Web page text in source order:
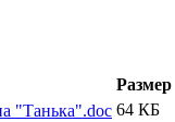
Размер
"Танька".doc 64 КБ